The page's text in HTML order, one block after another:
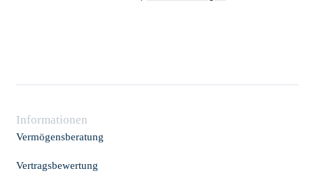
Informationen
Vermögensberatung
Vertragsbewertung